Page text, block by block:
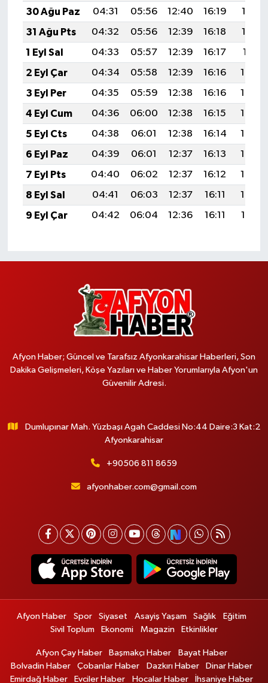
30 Ağu Paz
04:31 05:56 12:40 16:19
19:14
31 Ağu Pts
04:32 05:56 12:39 16:18
19:12
1 Eyl Sal
04:33 05:57 12:39 16:17
19:11
2 Eyl Çar
04:34 05:58 12:39 16:16
19:09
3 Eyl Per
04:35 05:59 12:38 16:16
19:08
4 Eyl Cum
04:36 06:00 12:38 16:15
19:06
5 Eyl Cts
04:38 06:01 12:38 16:14
19:05
6 Eyl Paz
04:39 06:01 12:37 16:13
19:03
7 Eyl Pts
04:40 06:02 12:37 16:12
19:02
8 Eyl Sal
04:41 06:03 12:37 16:11
19:00
9 Eyl Çar
04:42 06:04 12:36 16:11 18:59
Afyon Haber; Güncel ve Tarafsız Afyonkarahisar Haberleri, Son
Dakika Gelişmeleri, Köşe Yazıları ve Haber Yorumlarıyla Afyon'un
Güvenilir Adresi.
Dumlupınar Mah. Yüzbaşı Agah Caddesi No:44 Daire:3 Kat:2
Afyonkarahisar
+90506 811 8659
afyonhaber.com@gmail.com
Afyon Haber Spor Siyaset Asayiş Yaşam Sağlık
Eğitim
Sivil Toplum
Ekonomi Magazin Etkinlikler
Afyon Çay Haber Başmakçı Haber
Bayat Haber
Bolvadin Haber
Çobanlar Haber Dazkırı Haber
Dinar Haber
Emirdağ Haber
Evciler Haber Hocalar Haber İhsaniye Haber